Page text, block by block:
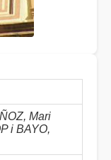
Mari
i BAYO,